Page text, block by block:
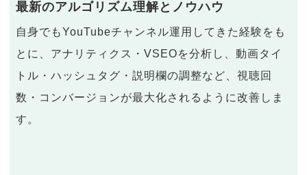
最新のアルゴリズム理解とノウハウ
自身でもYouTubeチャンネル運用してきた経験をも
とに、アナリティクス・VSEOを分析し、動画タイ
トル・ハッシュタグ・説明欄の調整など、視聴回
数・コンバージョンが最大化されるように改善しま
す。